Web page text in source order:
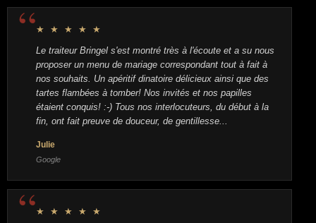
★ ★ ★ ★ ★
Le traiteur Bringel s'est montré très à l'écoute et a su nous
proposer un menu de mariage correspondant tout à fait à
nos souhaits. Un apéritif dinatoire délicieux ainsi que des
tartes flambées à tomber! Nos invités et nos papilles
étaient conquis! :-) Tous nos interlocuteurs, du début à la
fin, ont fait preuve de douceur, de gentillesse...
Julie
Google
★ ★ ★ ★ ★